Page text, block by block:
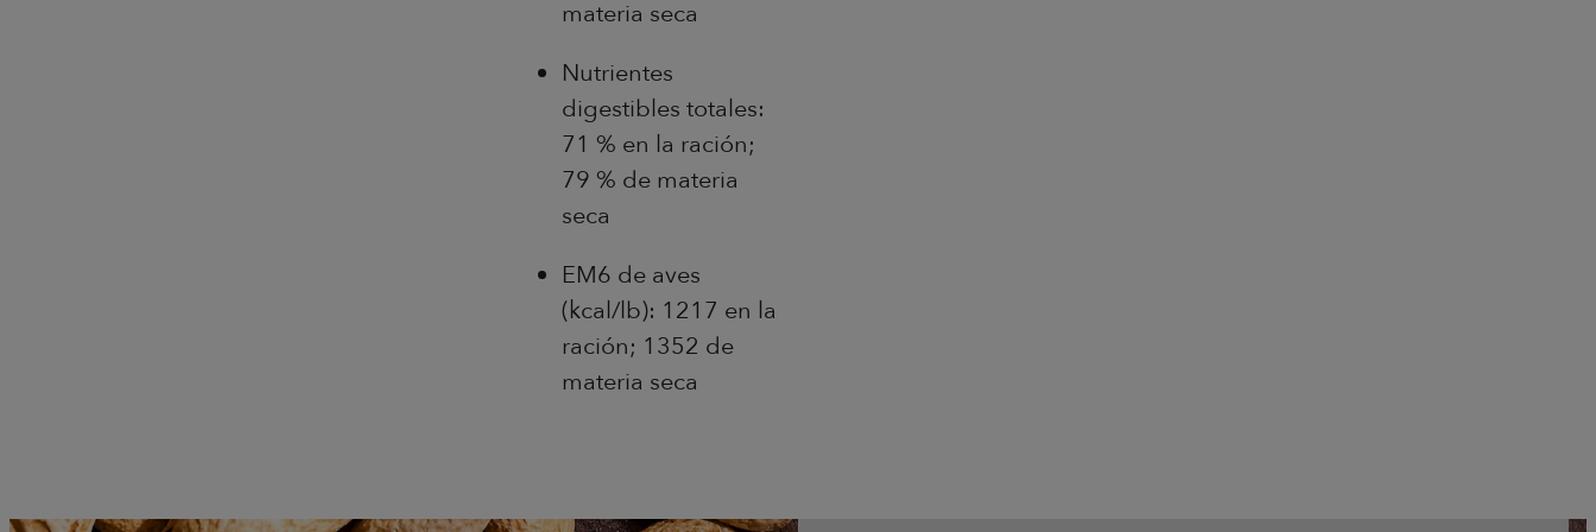
materia seca
Nutrientes
digestibles totales:
71 % en la ración;
79 % de materia
seca
EM6 de aves
(kcal/lb): 1217 en la
ración; 1352 de
materia seca